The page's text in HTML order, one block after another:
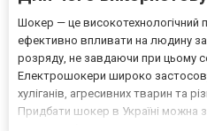
Шокер — це високотехнологічний
ефективно впливати на людину
розряду, не завдаючи при цьому
Електрошокери широко
хуліганів, агресивних тварин та
Придбати шокер в Україні можна з